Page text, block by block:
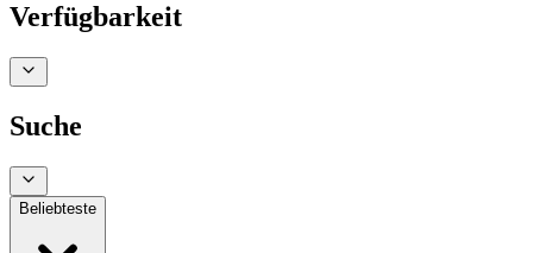
Verfügbarkeit
Suche
Beliebteste